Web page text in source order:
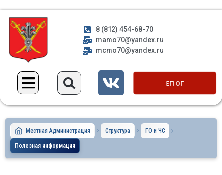
8 (812) 454-68-70
mamo70@yandex.ru
mcmo70@yandex.ru
ЕП ОГ
Местная Администрация Структура ГО и ЧС
Полезная информация